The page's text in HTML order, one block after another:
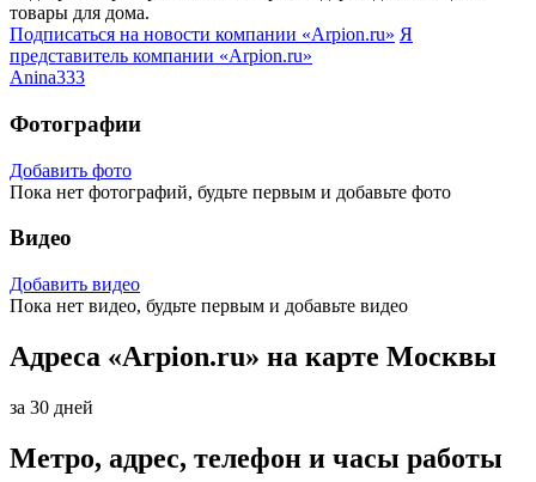
товары для дома.
Подписаться на новости компании «Arpion.ru» Я
представитель компании «Arpion.ru»
Anina333
Фотографии
Добавить фото
Пока нет фотографий, будьте первым и добавьте фото
Видео
Добавить видео
Пока нет видео, будьте первым и добавьте видео
Адреса «Arpion.ru» на карте Москвы
за 30 дней
Метро, адрес, телефон и часы работы